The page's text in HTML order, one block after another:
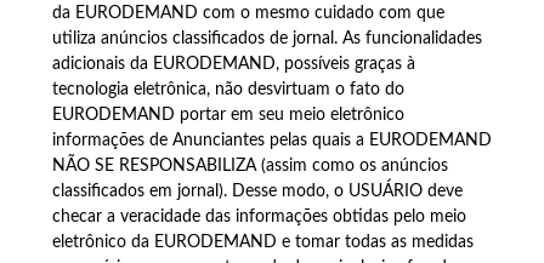
da EURODEMAND com o mesmo cuidado com que
utiliza anúncios classificados de jornal. As funcionalidades
adicionais da EURODEMAND, possíveis graças à
tecnologia eletrônica, não desvirtuam o fato do
EURODEMAND portar em seu meio eletrônico
informações de Anunciantes pelas quais a EURODEMAND
NÃO SE RESPONSABILIZA (assim como os anúncios
classificados em jornal). Desse modo, o USUÁRIO deve
checar a veracidade das informações obtidas pelo meio
eletrônico da EURODEMAND e tomar todas as medidas